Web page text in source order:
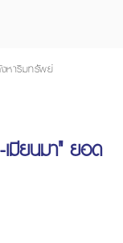
หาริมทรัพย์
มียนมา" ยอด